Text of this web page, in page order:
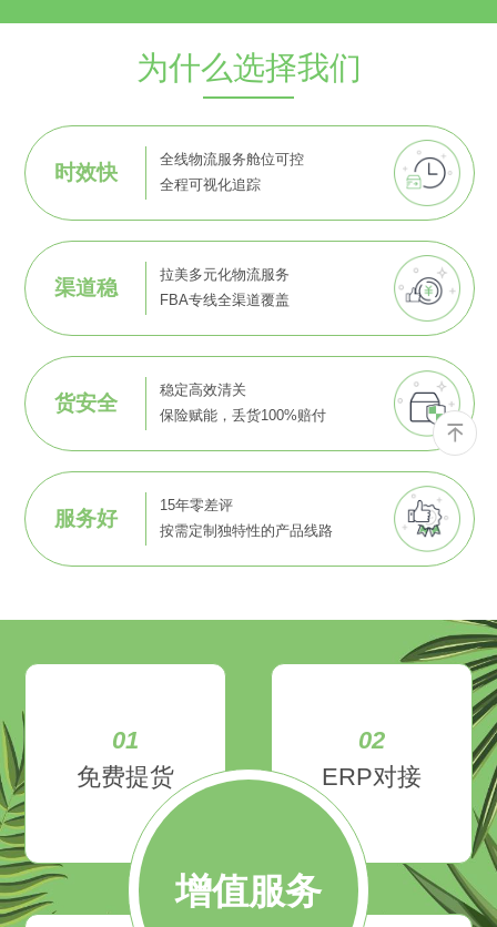
为什么选择我们
时效快
全线物流服务舱位可控
全程可视化追踪
渠道稳
拉美多元化物流服务
FBA专线全渠道覆盖
货安全
稳定高效清关
保险赋能，丢货100%赔付
服务好
15年零差评
按需定制独特性的产品线路
增值服务
01
免费提货
02
ERP对接